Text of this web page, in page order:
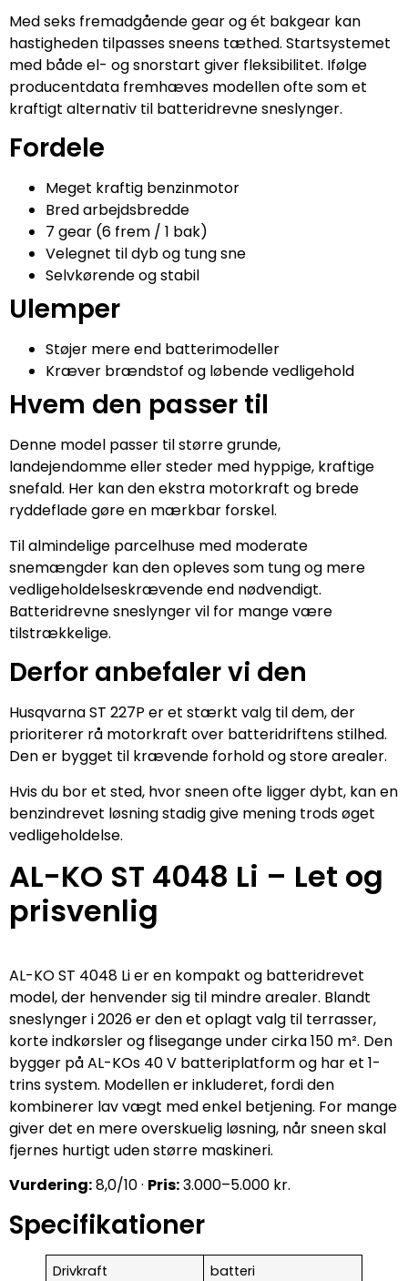
Med seks fremadgående gear og ét bakgear kan
hastigheden tilpasses sneens tæthed. Startsystemet
med både el- og snorstart giver fleksibilitet. Ifølge
producentdata fremhæves modellen ofte som et
kraftigt alternativ til batteridrevne sneslynger.
Fordele
Meget kraftig benzinmotor
Bred arbejdsbredde
7 gear (6 frem / 1 bak)
Velegnet til dyb og tung sne
Selvkørende og stabil
Ulemper
Støjer mere end batterimodeller
Kræver brændstof og løbende vedligehold
Hvem den passer til
Denne model passer til større grunde,
landejendomme eller steder med hyppige, kraftige
snefald. Her kan den ekstra motorkraft og brede
ryddeflade gøre en mærkbar forskel.
Til almindelige parcelhuse med moderate
snemængder kan den opleves som tung og mere
vedligeholdelseskrævende end nødvendigt.
Batteridrevne sneslynger vil for mange være
tilstrækkelige.
Derfor anbefaler vi den
Husqvarna ST 227P er et stærkt valg til dem, der
prioriterer rå motorkraft over batteridriftens stilhed.
Den er bygget til krævende forhold og store arealer.
Hvis du bor et sted, hvor sneen ofte ligger dybt, kan en
benzindrevet løsning stadig give mening trods øget
vedligeholdelse.
AL-KO ST 4048 Li – Let og
prisvenlig
AL-KO ST 4048 Li er en kompakt og batteridrevet
model, der henvender sig til mindre arealer. Blandt
sneslynger i 2026 er den et oplagt valg til terrasser,
korte indkørsler og flisegange under cirka 150 m². Den
bygger på AL-KOs 40 V batteriplatform og har et 1-
trins system. Modellen er inkluderet, fordi den
kombinerer lav vægt med enkel betjening. For mange
giver det en mere overskuelig løsning, når sneen skal
fjernes hurtigt uden større maskineri.
Vurdering:8,0/10 · Pris:3.000–5.000 kr.
Specifikationer
Drivkraft
batteri